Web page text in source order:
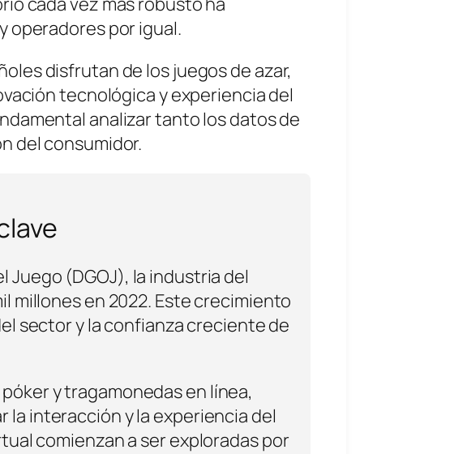
operadores por igual.
disfrutan de los juegos de azar,
tecnológica y experiencia del
analizar tanto los datos de
del consumidor.
Juego (DGOJ), la industria del
millones en 2022. Este crecimiento
sector y la confianza creciente de
y tragamonedas en línea,
la interacción y la experiencia del
comienzan a ser exploradas por